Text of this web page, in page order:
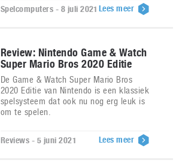
Spelcomputers - 8 juli 2021 Lees meer
Review: Nintendo Game & Watch
Super Mario Bros 2020 Editie
De Game & Watch Super Mario Bros
2020 Editie van Nintendo is een klassiek
spelsysteem dat ook nu nog erg leuk is
om te spelen.
Reviews - 5 juni 2021 Lees meer